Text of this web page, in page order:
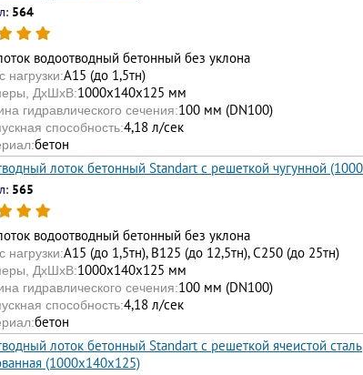
564
водоотводный бетонный без уклона
нагрузки:А15 (до 1,5тн)
ДхШхВ:1000х140х125 мм
гидравлического сечения:100 мм (DN100)
способность:4,18 л/сек
бетон
лоток бетонный Standart с решеткой чугунной
565
водоотводный бетонный без уклона
нагрузки:А15 (до 1,5тн), В125 (до 12,5тн), С250 (до 25тн)
ДхШхВ:1000х140х125 мм
гидравлического сечения:100 мм (DN100)
способность:4,18 л/сек
бетон
лоток бетонный Standart с решеткой ячеистой сталь
(1000x140x125)